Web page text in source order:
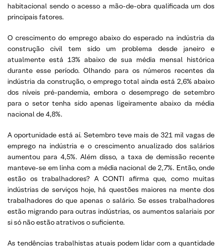
habitacional sendo o acesso a mão-de-obra qualificada um dos
principais fatores.
O crescimento do emprego abaixo do esperado na indústria da
construção civil tem sido um problema desde janeiro e
atualmente está 13% abaixo de sua média mensal histórica
durante esse período. Olhando para os números recentes da
indústria da construção, o emprego total ainda está 2,6% abaixo
dos níveis pré-pandemia, embora o desemprego de setembro
para o setor tenha sido apenas ligeiramente abaixo da média
nacional de 4,8%.
A oportunidade está aí. Setembro teve mais de 321 mil vagas de
emprego na indústria e o crescimento anualizado dos salários
aumentou para 4,5%. Além disso, a taxa de demissão recente
manteve-se em linha com a média nacional de 2,7%. Então, onde
estão os trabalhadores? A CONTI afirma que, como muitas
indústrias de serviços hoje, há questões maiores na mente dos
trabalhadores do que apenas o salário. Se esses trabalhadores
estão migrando para outras indústrias, os aumentos salariais por
si só não estão atrativos o suficiente.
As tendências trabalhistas atuais podem lidar com a quantidade